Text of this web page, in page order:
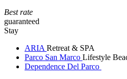
Best rate
guaranteed
Stay
ARIA Retreat & SPA
Parco San Marco Lifestyle
Dependence Del Parco